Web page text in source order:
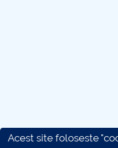
Acest site foloseste